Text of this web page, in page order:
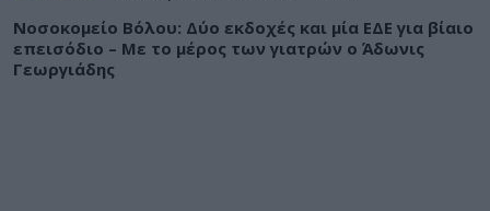
Νοσοκομείο Βόλου: Δύο εκδοχές και μία ΕΔΕ για βίαιο
επεισόδιο – Με το μέρος των γιατρών ο Άδωνις
Γεωργιάδης